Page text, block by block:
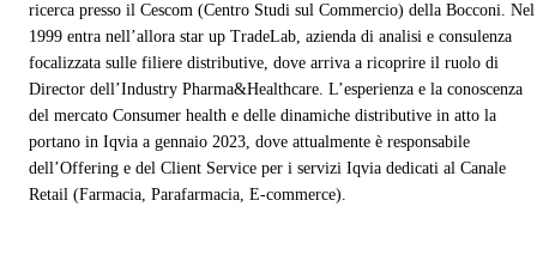
ricerca presso il Cescom (Centro Studi sul Commercio) della Bocconi. Nel
1999 entra nell’allora star up TradeLab, azienda di analisi e consulenza
focalizzata sulle filiere distributive, dove arriva a ricoprire il ruolo di
Director dell’Industry Pharma&Healthcare. L’esperienza e la conoscenza
del mercato Consumer health e delle dinamiche distributive in atto la
portano in Iqvia a gennaio 2023, dove attualmente è responsabile
dell’Offering e del Client Service per i servizi Iqvia dedicati al Canale
Retail (Farmacia, Parafarmacia, E-commerce).